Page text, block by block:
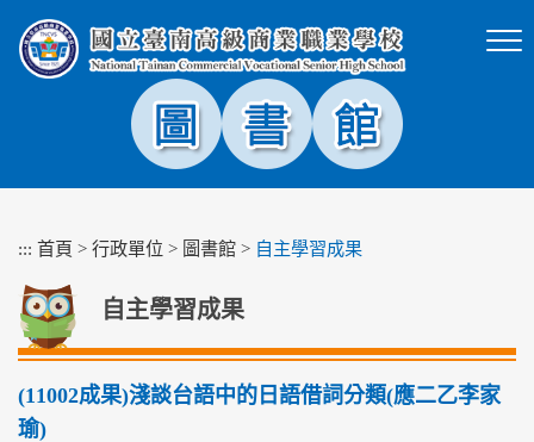
塊
::: 首頁 > 行政單位 > 圖書館 > 自主學習成果
自主學習成果
(11002成果)淺談台語中的日語借詞分類(應二乙李家
瑜)